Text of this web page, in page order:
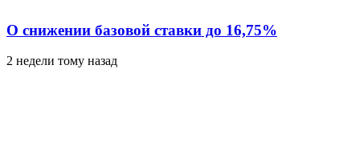
О снижении базовой ставки до 16,75%
2 недели тому назад